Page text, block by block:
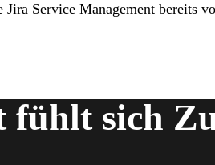
Service Management bereits
fühlt sich